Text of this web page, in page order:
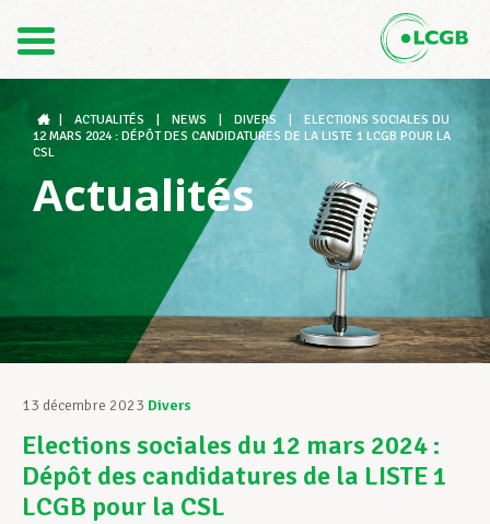
DE
Le LCGB
Structures syndicales
Assistance au Travail
Vos droits
ACTUALITÉS NEWS DIVERS
ELECTIONS SOCIALES DU
12 MARS 2024 : DÉPÔT DES CANDIDATURES DE LA LISTE 1 LCGB POUR LA
CSL
Actualités
13 décembre 2023 Divers
Elections sociales du 12 mars 2024 :
Dépôt des candidatures de la LISTE 1
LCGB pour la CSL